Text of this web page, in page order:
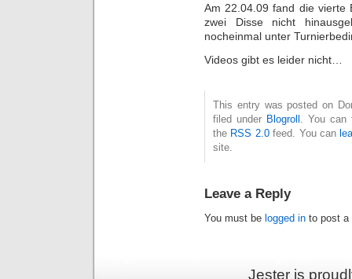
Am 22.04.09 fand die vierte
zwei Disse nicht
nocheinmal unter
Videos gibt es leider nicht…
This entry was posted on
filed under Blogroll . You can
the RSS 2.0feed. You can
site.
Leave a Reply
You must be logged in to post a
Jester is